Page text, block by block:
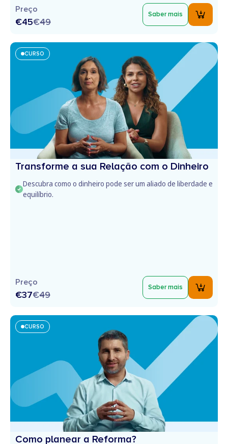
Preço
€45€49
Saber mais
CURSO
Transforme a sua Relação com o Dinheiro
Descubra como o dinheiro pode ser um aliado de liberdade e
equilíbrio.
Preço
€37€49
Saber mais
CURSO
Como planear a Reforma?